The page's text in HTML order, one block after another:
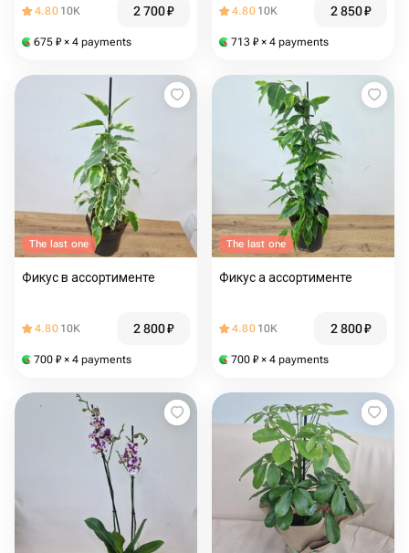
4.80 10K 2 700₽
675 ₽ × 4 payments
4.80 10K 2 850₽
713 ₽ × 4 payments
The last one
Фикус в ассортименте
4.80 10K 2 800₽
700 ₽ × 4 payments
The last one
Фикус а ассортименте
4.80 10K 2 800₽
700 ₽ × 4 payments